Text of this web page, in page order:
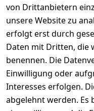
von Drittanbietern
unsere Website zu
erfolgt erst durch
Daten mit Dritten, die
benennen. Die
Einwilligung oder
Interesses erfolgen.
abgelehnt werden. Es
Rechtliches
AGB
Impressum
Datenschutze
rklärung
Kontakt